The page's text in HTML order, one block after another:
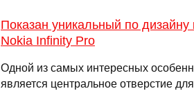
Показан уникальный по
Nokia Infinity Pro
Одной из самых интересных
является центральное отверстие